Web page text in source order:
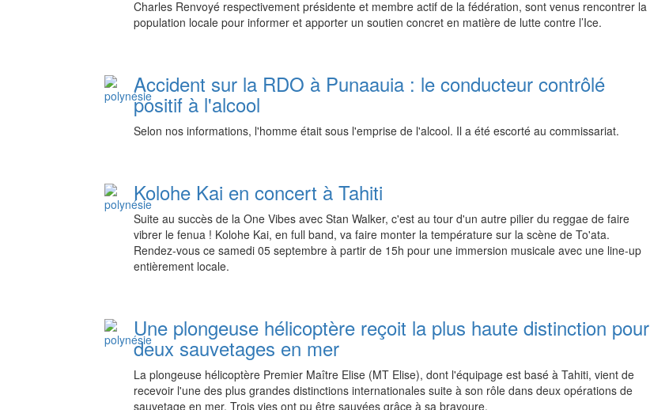
Charles Renvoyé respectivement présidente et membre actif de la fédération, sont venus rencontrer la
population locale pour informer et apporter un soutien concret en matière de lutte contre l’Ice.
Accident sur la RDO à Punaauia : le conducteur contrôlé
positif à l'alcool
Selon nos informations, l'homme était sous l'emprise de l'alcool. Il a été escorté au commissariat.
Kolohe Kai en concert à Tahiti
Suite au succès de la One Vibes avec Stan Walker, c'est au tour d'un autre pilier du reggae de faire
vibrer le fenua ! Kolohe Kai, en full band, va faire monter la température sur la scène de To'ata.
Rendez-vous ce samedi 05 septembre à partir de 15h pour une immersion musicale avec une line-up
entièrement locale.
Une plongeuse hélicoptère reçoit la plus haute distinction pour
deux sauvetages en mer
La plongeuse hélicoptère Premier Maître Elise (MT Elise), dont l'équipage est basé à Tahiti, vient de
recevoir l'une des plus grandes distinctions internationales suite à son rôle dans deux opérations de
sauvetage en mer. Trois vies ont pu être sauvées grâce à sa bravoure.